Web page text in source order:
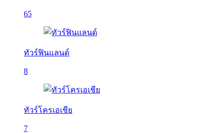
65
ทัวร์ฟินแลนด์
8
ทัวร์โครเอเชีย
7